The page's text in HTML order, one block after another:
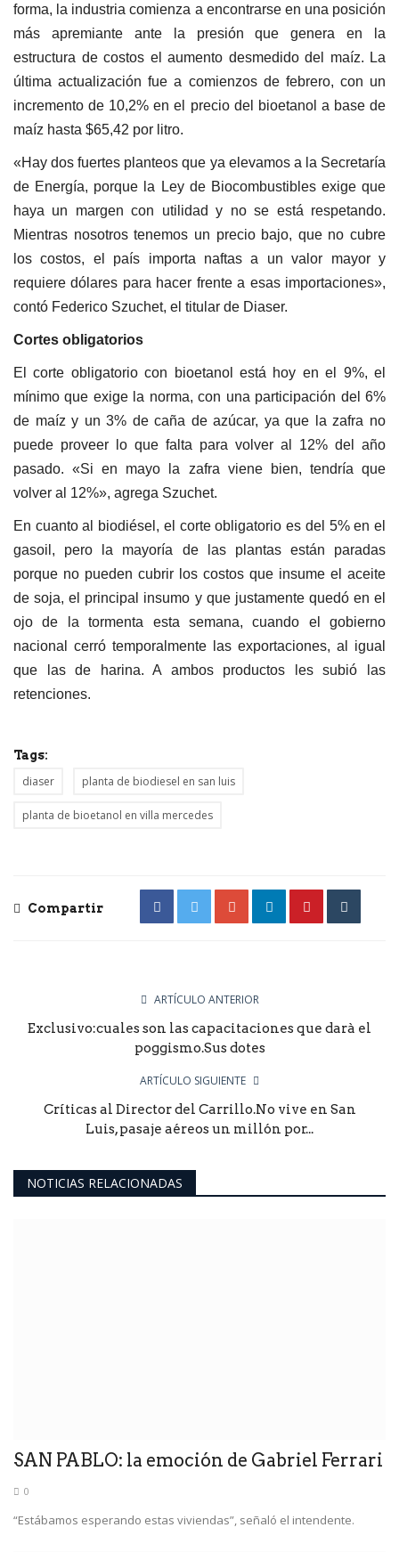
forma, la industria comienza a encontrarse en una posición
más apremiante ante la presión que genera en la
estructura de costos el aumento desmedido del maíz. La
última actualización fue a comienzos de febrero, con un
incremento de 10,2% en el precio del bioetanol a base de
maíz hasta $65,42 por litro.
«Hay dos fuertes planteos que ya elevamos a la Secretaría
de Energía, porque la Ley de Biocombustibles exige que
haya un margen con utilidad y no se está respetando.
Mientras nosotros tenemos un precio bajo, que no cubre
los costos, el país importa naftas a un valor mayor y
requiere dólares para hacer frente a esas importaciones»,
contó Federico Szuchet, el titular de Diaser.
Cortes obligatorios
El corte obligatorio con bioetanol está hoy en el 9%, el
mínimo que exige la norma, con una participación del 6%
de maíz y un 3% de caña de azúcar, ya que la zafra no
puede proveer lo que falta para volver al 12% del año
pasado. «Si en mayo la zafra viene bien, tendría que
volver al 12%», agrega Szuchet.
En cuanto al biodiésel, el corte obligatorio es del 5% en el
gasoil, pero la mayoría de las plantas están paradas
porque no pueden cubrir los costos que insume el aceite
de soja, el principal insumo y que justamente quedó en el
ojo de la tormenta esta semana, cuando el gobierno
nacional cerró temporalmente las exportaciones, al igual
que las de harina. A ambos productos les subió las
retenciones.
Tags:
diaser planta de biodiesel en san luis
planta de bioetanol en villa mercedes
Compartir
ARTÍCULO ANTERIOR
Exclusivo:cuales son las capacitaciones que darà el
poggismo.Sus dotes
ARTÍCULO SIGUIENTE
Críticas al Director del Carrillo.No vive en San
Luis, pasaje aéreos un millón por...
NOTICIAS RELACIONADAS
SAN PABLO: la emoción de Gabriel Ferrari
0
“Estábamos esperando estas viviendas”, señaló el intendente.